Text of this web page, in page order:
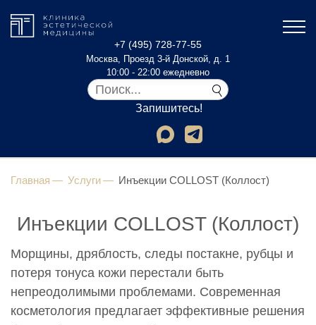
+7 (495) 728-77-55
Москва, Проезд 3-й Донской, д. 1
10:00 - 22:00 ежедневно
Запишитесь!
Главная Услуги Инъекции COLLOST (Коллост)
Инъекции COLLOST (Коллост)
Морщины, дряблость, следы постакне, рубцы и
потеря тонуса кожи перестали быть
непреодолимыми проблемами. Современная
косметология предлагает эффективные решения